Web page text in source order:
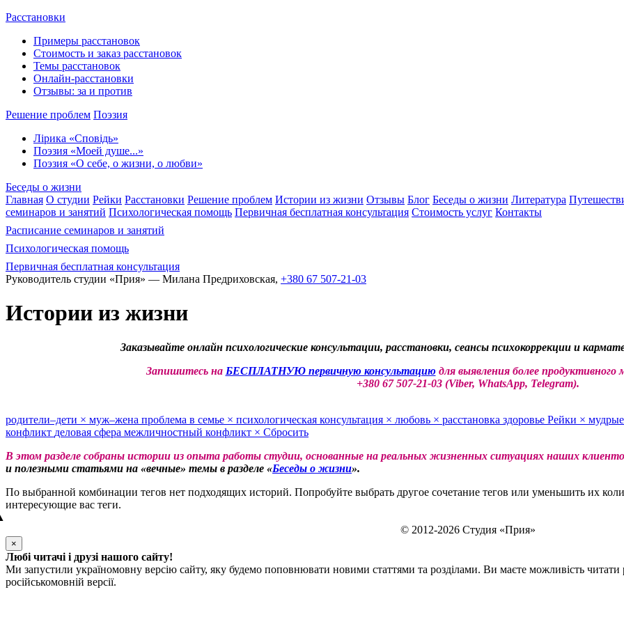
Расстановки
Примеры расстановок
Стоимость и заказ расстановок
Темы расстановок
Онлайн-расстановки
Отзывы: за и против
Решение проблем Поэзия
Лірика «Сповідь»
Поэзия «Моей душе...»
Поэзия «О себе, о жизни, о любви»
Беседы о жизни
Главная О студии Рейки Расстановки Решение проблем Истории из жизни Отзывы Блог Беседы о жизни Литература
семинаров и занятий Психологическая помощь Первичная бесплатная консультация Стоимость услуг Контакты
Расписание семинаров и занятий
Психологическая помощь
Первичная бесплатная консультация
Руководитель студии «Прия» — Милана Предриховская, +380 67 507-21-03
Истории из жизни
Заказывайте онлайн психологические консультации, расстановки, сеансы психокоррекции и
Запишитесь на БЕСПЛАТНУЮ первичную консультацию для выявления более
+380 67 507-21-03 (Viber, WhatsApp, Telegram).
родители–дети × муж–жена проблема в семье × психологическая консультация × любовь × расстановка здоровье Рейки ×
конфликт деловая сфера межличностный конфликт × Сбросить
В этом разделе собраны истории из опыта работы студии, основанные на реальных жизненных ситуациях наших
и полезными статьями на «вечные» темы в разделе «Беседы о жизни».
По выбранной комбинации тегов нет подходящих историй. Попробуйте выбрать другое сочетание тегов или уменьшить их
интересующие вас теги.
© 2012-2026 Студия «Прия»
×
Любі читачі і друзі нашого сайту!
Ми запустили україномовну версію сайту, яку будемо поповнювати новими статтями та розділами. Ви маєте можливість читати
російськомовній версії.